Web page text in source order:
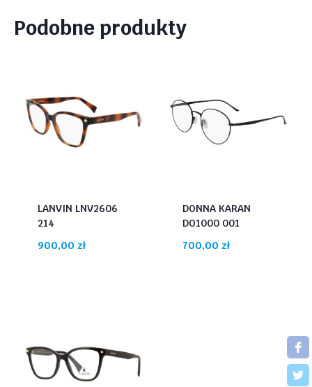
Podobne produkty
LANVIN LNV2606
214
900,00 zł
DONNA KARAN
DO1000 001
700,00 zł